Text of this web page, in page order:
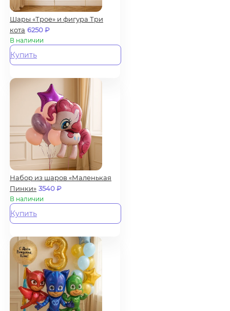
Шары «Трое» и фигура Три
кота 6250₽
В наличии
Купить
Набор из шаров «Маленькая
Пинки» 3540₽
В наличии
Купить